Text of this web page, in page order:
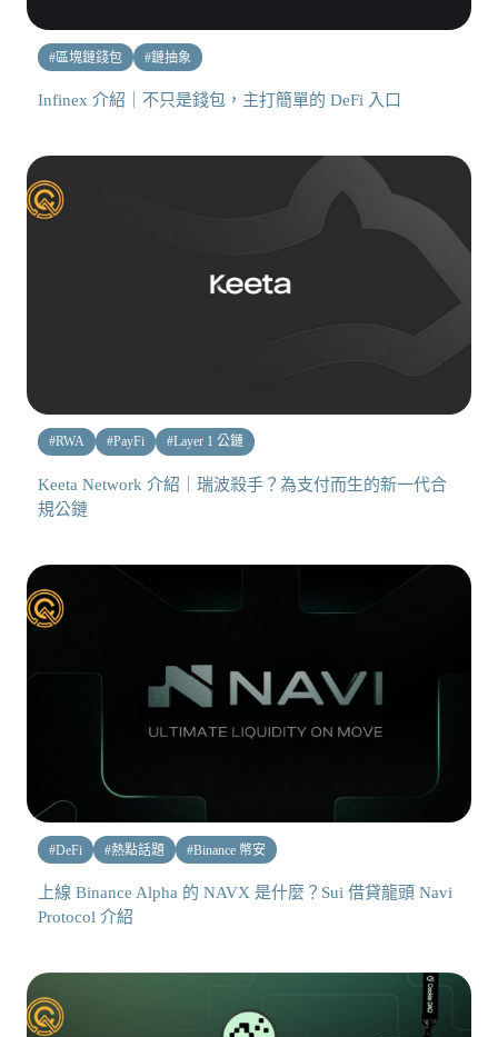
#區塊鏈錢包 #鏈抽象
Infinex 介紹｜不只是錢包，主打簡單的 DeFi 入口
#RWA #PayFi #Layer 1 公鏈
Keeta Network 介紹｜瑞波殺手？為支付而生的新一代合
規公鏈
#DeFi #熱點話題 #Binance 幣安
上線 Binance Alpha 的 NAVX 是什麼？Sui 借貸龍頭 Navi
Protocol 介紹